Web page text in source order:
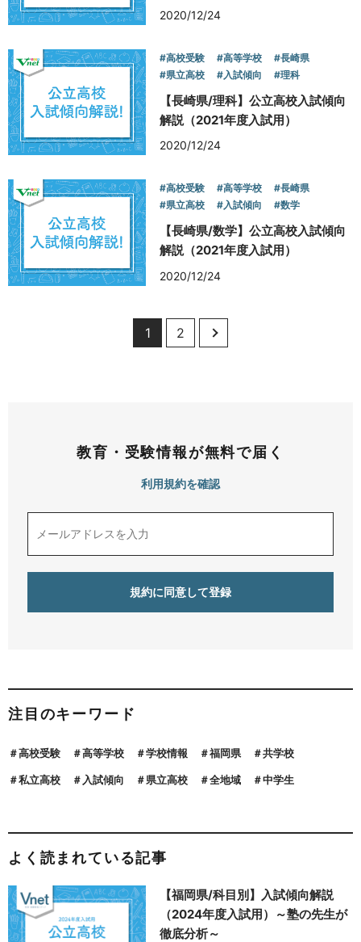
2020/12/24
#高校受験 #高等学校
#長崎県
#県立高校
#入試傾向 #理科
【長崎県/理科】公立高校入試傾向
解説（2021年度入試用）
2020/12/24
#高校受験 #高等学校
#長崎県
#県立高校
#入試傾向 #数学
【長崎県/数学】公立高校入試傾向
解説（2021年度入試用）
2020/12/24
1 2
教育・受験情報が無料で届く
利用規約を確認
注目のキーワード
高校受験 高等学校 学校情報 福岡県 共学校
私立高校 入試傾向 県立高校 全地域 中学生
よく読まれている記事
【福岡県/科目別】入試傾向解説
（2024年度入試用）～塾の先生が
徹底分析～